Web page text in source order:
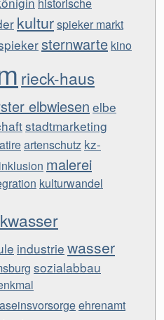
kulturspieker markt
sternwarte kino
rieck-haus
elbwiesenelbe
stadtmarketing
artenschutz kz-
inklusion malerei
kulturwandel
industrie wasser
sozialabbau
ehrenamt